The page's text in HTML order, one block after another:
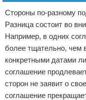
Стороны по-разному
Разница состоит во
Например, в одних
более тщательно, чем
конкретными датами
соглашение
сторон не заявит о
соглашение